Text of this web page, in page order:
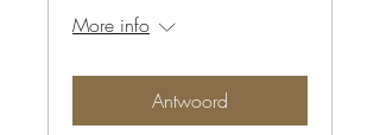
More info
Antwoord